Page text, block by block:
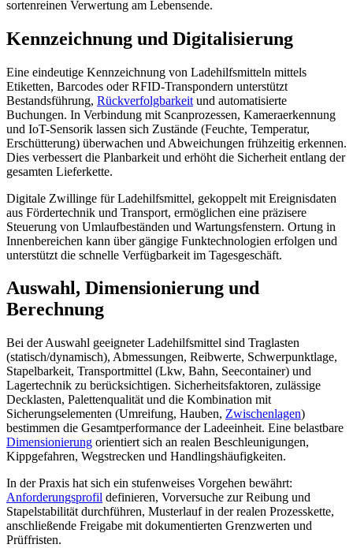
sortenreinen Verwertung am Lebensende.
Kennzeichnung und Digitalisierung
Eine eindeutige Kennzeichnung von Ladehilfsmitteln mittels
Etiketten, Barcodes oder RFID-Transpondern unterstützt
Bestandsführung, Rückverfolgbarkeit und automatisierte
Buchungen. In Verbindung mit Scanprozessen, Kameraerkennung
und IoT-Sensorik lassen sich Zustände (Feuchte, Temperatur,
Erschütterung) überwachen und Abweichungen frühzeitig erkennen.
Dies verbessert die Planbarkeit und erhöht die Sicherheit entlang der
gesamten Lieferkette.
Digitale Zwillinge für Ladehilfsmittel, gekoppelt mit Ereignisdaten
aus Fördertechnik und Transport, ermöglichen eine präzisere
Steuerung von Umlaufbeständen und Wartungsfenstern. Ortung in
Innenbereichen kann über gängige Funktechnologien erfolgen und
unterstützt die schnelle Verfügbarkeit im Tagesgeschäft.
Auswahl, Dimensionierung und
Berechnung
Bei der Auswahl geeigneter Ladehilfsmittel sind Traglasten
(statisch/dynamisch), Abmessungen, Reibwerte, Schwerpunktlage,
Stapelbarkeit, Transportmittel (Lkw, Bahn, Seecontainer) und
Lagertechnik zu berücksichtigen. Sicherheitsfaktoren, zulässige
Decklasten, Palettenqualität und die Kombination mit
Sicherungselementen (Umreifung, Hauben, Zwischenlagen)
bestimmen die Gesamtperformance der Ladeeinheit. Eine belastbare
Dimensionierung orientiert sich an realen Beschleunigungen,
Kippgefahren, Wegstrecken und Handlingshäufigkeiten.
In der Praxis hat sich ein stufenweises Vorgehen bewährt:
Anforderungsprofil definieren, Vorversuche zur Reibung und
Stapelstabilität durchführen, Musterlauf in der realen Prozesskette,
anschließende Freigabe mit dokumentierten Grenzwerten und
Prüffristen.